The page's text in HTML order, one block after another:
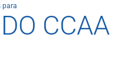
para
DO CCAA